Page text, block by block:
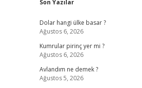
Sidebar
Son Yazılar
Dolar hangi ülke basar ?
Ağustos 6, 2026
Kumrular pirinç yer mi ?
Ağustos 6, 2026
Avlandım ne demek ?
Ağustos 5, 2026